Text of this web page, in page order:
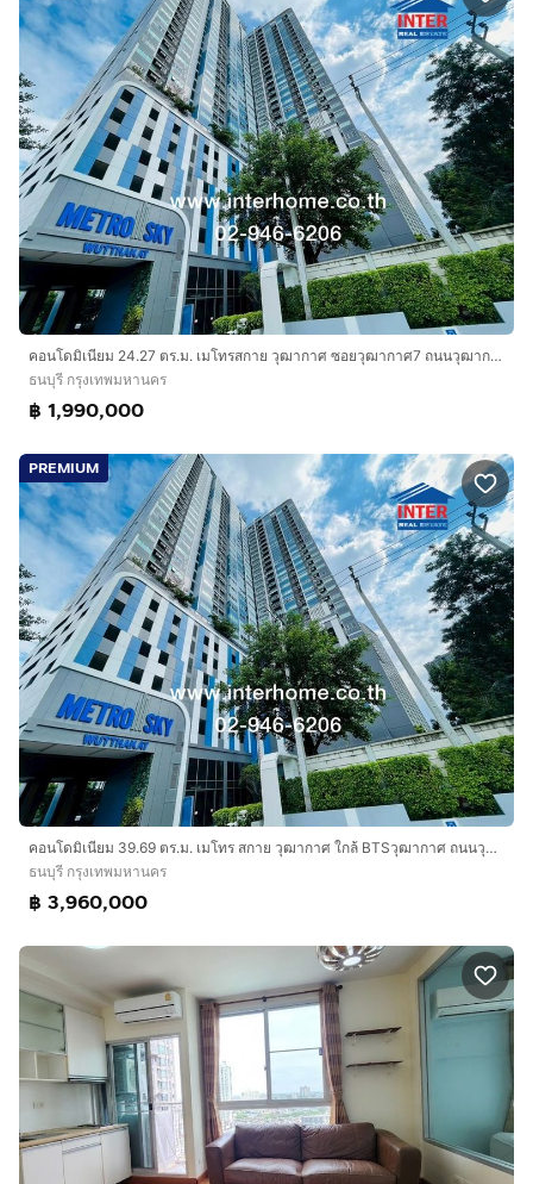
คอนโดมิเนียม 24.27 ตร.ม. เมโทรสกาย วุฒากาศ ซอยวุฒากาศ7 ถนนวุฒากาศ เขตธนบุรี กรุงเทพมหานคร
ธนบุรี กรุงเทพมหานคร
฿ 1,990,000
PREMIUM
คอนโดมิเนียม 39.69 ตร.ม. เมโทร สกาย วุฒากาศ ใกล้ BTSวุฒากาศ ถนนวุฒากาศ ถนนเทอดไท เขตธนบุรี กรุงเทพมหานคร
ธนบุรี กรุงเทพมหานคร
฿ 3,960,000